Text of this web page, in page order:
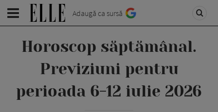
Adaugă ca sursă
Horoscop săptămânal.
Previziuni pentru
perioada 6-12 iulie 2026